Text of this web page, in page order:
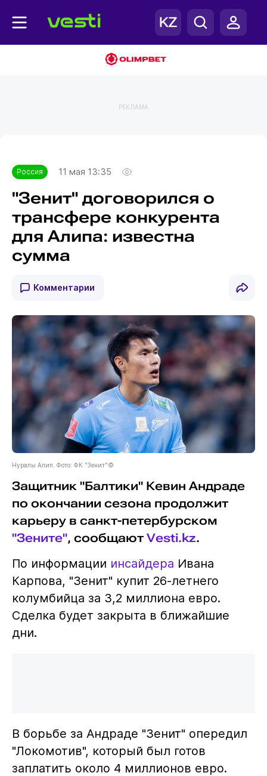
РЕКЛАМА
Россия 11 мая 13:35
"Зенит" договорился о
трансфере конкурента
для Алипа: известна
сумма
Комментарии
Нуралы Алип. Фото: ФК "Зенит"©
Защитник "Балтики" Кевин Андраде
по окончании сезона продолжит
карьеру в санкт-петербурском
"Зените", сообщают Vesti.kz.
По информации инсайдера Ивана
Карпова, "Зенит" купит 26-летнего
колумбийца за 3,2 миллиона евро.
Сделка будет закрыта в ближайшие
дни.
В борьбе за Андраде "Зенит" опередил
"Локомотив", который был готов
заплатить около 4 миллионов евро.